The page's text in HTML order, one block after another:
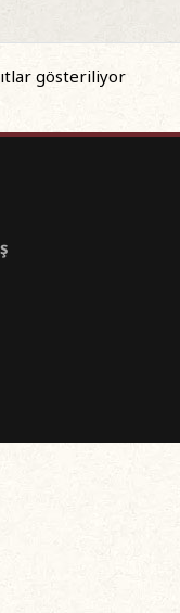
gösteriliyor